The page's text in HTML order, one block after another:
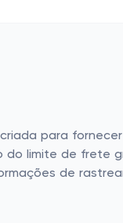
para
do limite de frete
de